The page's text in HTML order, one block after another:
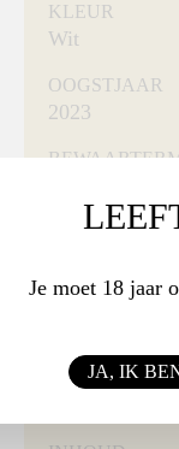
KLEUR
Wit
OOGSTJAAR
2023
DRUIF
Je moet 18 jaar
JA, IK